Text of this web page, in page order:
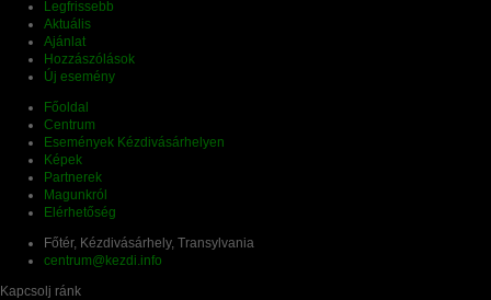
Legfrissebb
Aktuális
Ajánlat
Hozzászólások
Új esemény
Főoldal
Centrum
Események Kézdivásárhelyen
Képek
Partnerek
Magunkról
Elérhetőség
Főtér, Kézdivásárhely, Transylvania
centrum@kezdi.info
Kapcsolj ránk